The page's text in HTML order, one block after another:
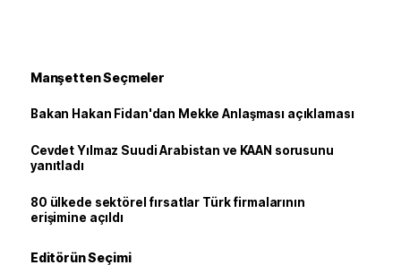
Manşetten Seçmeler
Bakan Hakan Fidan'dan Mekke Anlaşması açıklaması
Cevdet Yılmaz Suudi Arabistan ve KAAN sorusunu
yanıtladı
80 ülkede sektörel fırsatlar Türk firmalarının
erişimine açıldı
Editörün Seçimi